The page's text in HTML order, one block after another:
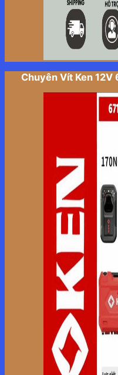
Chuyên Vít Ken 12V